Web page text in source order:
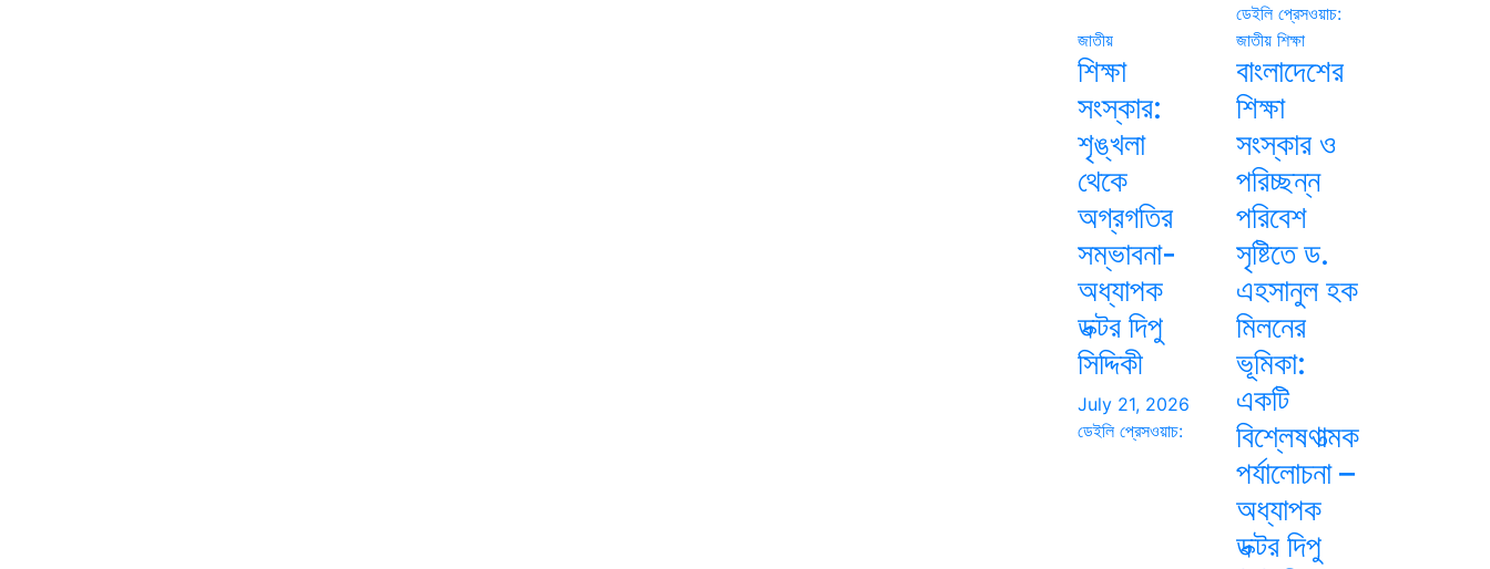
ডেইলি প্রেসওয়াচ:
জাতীয়
শিক্ষা
সংস্কার:
শৃঙ্খলা
থেকে
অগ্রগতির
সম্ভাবনা-
অধ্যাপক
ডক্টর দিপু
সিদ্দিকী
July 21, 2026
ডেইলি প্রেসওয়াচ:
জাতীয় শিক্ষা
বাংলাদেশের
শিক্ষা
সংস্কার ও
পরিচ্ছন্ন
পরিবেশ
সৃষ্টিতে ড.
এহসানুল হক
মিলনের
ভূমিকা:
একটি
বিশ্লেষণাত্মক
পর্যালোচনা –
অধ্যাপক
ডক্টর দিপু